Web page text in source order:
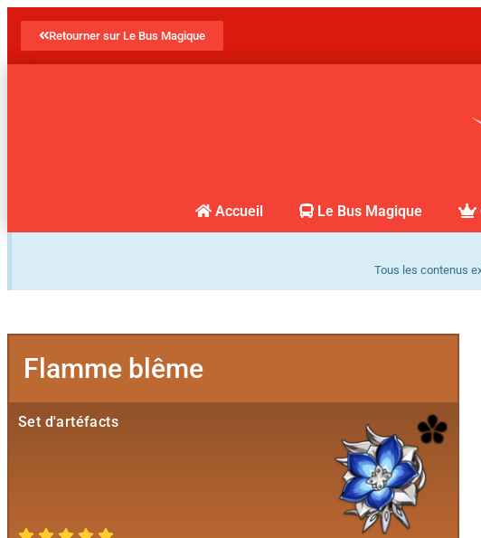
Retourner sur Le Bus Magique
Accueil Le Bus Magique
Tous les contenus
Flamme blême
Set d'artéfacts